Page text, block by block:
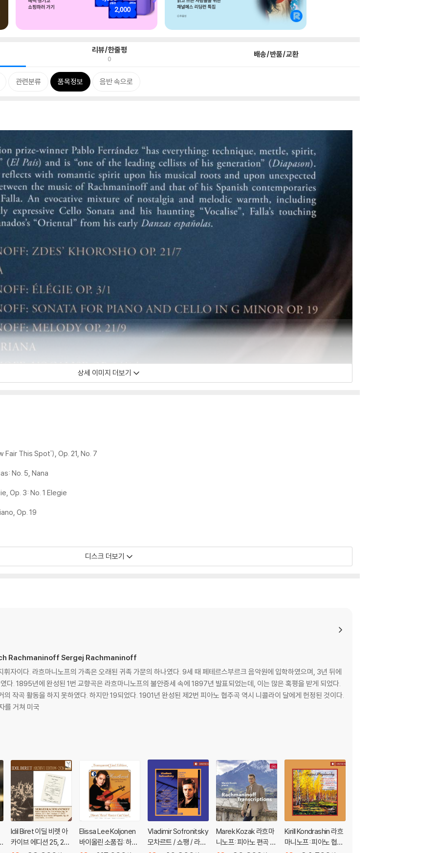
리뷰/한줄평
0 배송/반품/교환
관련분류 품목정보 음반 속으로
상세 이미지 더보기
This Spot'), Op. 21, No. 7
No. 5, Nana
Op. 3: No. 1 Elegie
Op. 19
디스크 더보기
Rachmaninoff Sergej Rachmaninoff
자이다. 라흐마니노프의 가족은 오래된 귀족 가문의 하나였다. 9세 때 페테르스부르크 음악원에 입학하였으며, 3년 뒤에
받게 되었다.
작곡 활동을 하지 못하였다. 하지만 19되었다. 1901년 완성된 제2번 피아노 협주곡 역시 니콜라이 달에게 헌정된 것이다.
를 거쳐 미국
Idil Biret 이딜 비렛 아
카이브 에디션 25, 26
Elissa Lee Koljonen
바이올린 소품집: 하트
Vladimir Sofronitsky
모차르트 / 쇼팽 / 라흐
Marek Kozak 라흐마
니노프: 피아노 편곡 작
Kirill Kondrashin 라흐
마니노프: 피아노 협주